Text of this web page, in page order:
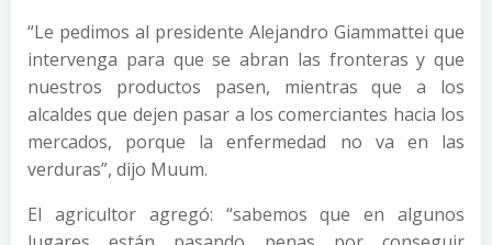
“Le pedimos al presidente Alejandro Giammattei que
intervenga para que se abran las fronteras y que
nuestros productos pasen, mientras que a los
alcaldes que dejen pasar a los comerciantes hacia los
mercados, porque la enfermedad no va en las
verduras”, dijo Muum.
El agricultor agregó: “sabemos que en algunos